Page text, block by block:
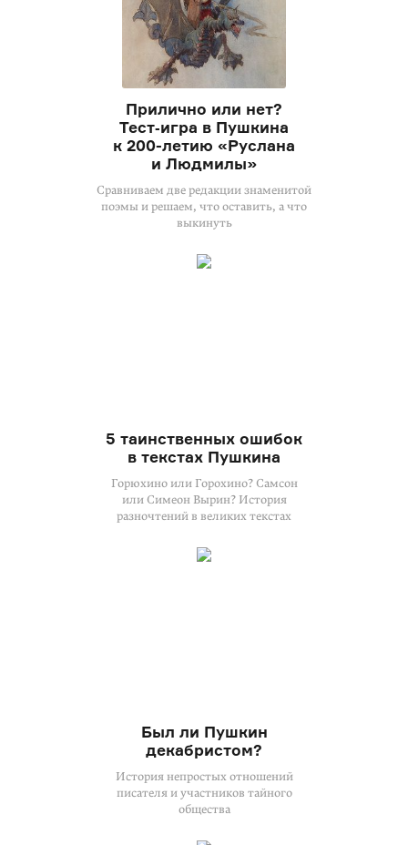
Прилично или нет?
Тест‑игра в Пушкина
к 200-летию «Руслана
и Людмилы»
Сравниваем две редакции знаменитой
поэмы и решаем, что оставить, а что
выкинуть
5 таинственных ошибок
в текстах Пушкина
Горюхино или Горохино? Самсон
или Симеон Вырин? История
разночтений в великих текстах
Был ли Пушкин
декабристом?
История непростых отношений
писателя и участников тайного
общества